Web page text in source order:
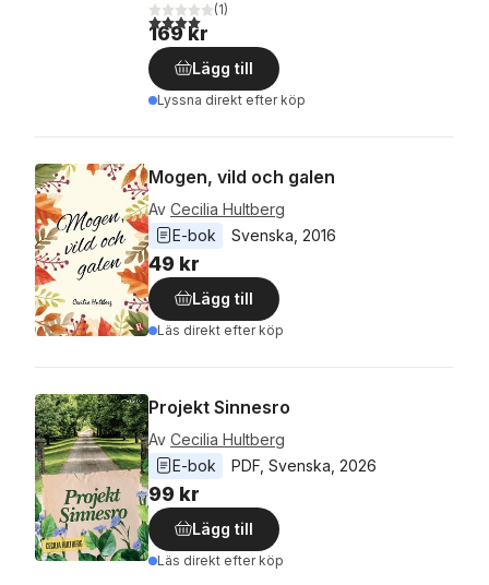
4,0utav 5 stjärnor. Totalt antal röster:
(1)
169 kr
Lägg till
Lyssna direkt efter köp
Mogen, vild och galen
Av Cecilia Hultberg
E-bok
Svenska 2016
49 kr
Lägg till
Läs direkt efter köp
Projekt Sinnesro
Av Cecilia Hultberg
E-bok
PDF Svenska 2026
99 kr
Lägg till
Läs direkt efter köp